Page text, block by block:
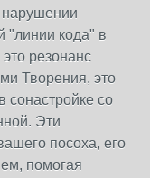
нарушении
"линии кода" в
резонанс
Творения, это
сонастройке со
Эти
посоха, его
помогая